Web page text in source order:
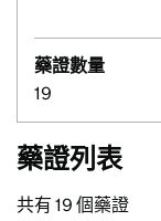
藥證數量
19
藥證列表
共有 19 個藥證